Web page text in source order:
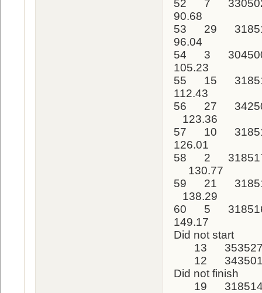
52 7
90.68
53 29
96.04
54 3
105.23
55 15
112.43
56 27
123.36
57 10
126.01
58 2
130.77
59 21
138.29
60 5
149.17
Did not start
13
12
Did not finish
19